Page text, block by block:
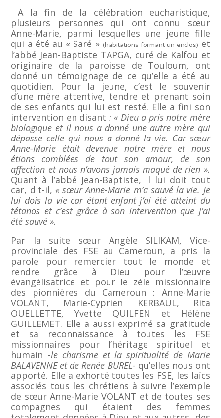
A la fin de la célébration eucharistique,
plusieurs personnes qui ont connu sœur
Anne-Marie, parmi lesquelles une jeune fille
qui a été au « Saré » (habitations formant un enclos) et
l’abbé Jean-Baptiste TAPGA, curé de Kalfou et
originaire de la paroisse de Touloum, ont
donné un témoignage de ce qu’elle a été au
quotidien. Pour la jeune, c’est le souvenir
d’une mère attentive, tendre et prenant soin
de ses enfants qui lui est resté. Elle a fini son
intervention en disant : « Dieu a pris notre mère
biologique et il nous a donné une autre mère qui
dépasse celle qui nous a donné la vie. Car sœur
Anne-Marie était devenue notre mère et nous
étions comblées de tout son amour, de son
affection et nous n’avons jamais maqué de rien ».
Quant à l’abbé Jean-Baptiste, il lui doit tout
car, dit-il, « sœur Anne-Marie m’a sauvé la vie. Je
lui dois la vie car étant enfant j’ai été atteint du
tétanos et c’est grâce à son intervention que j’ai
été sauvé ».
Par la suite sœur Angèle SILIKAM, Vice-
provinciale des FSE au Cameroun, a pris la
parole pour remercier tout le monde et
rendre grâce à Dieu pour l’œuvre
évangélisatrice et pour le zèle missionnaire
des pionnières du Cameroun : Anne-Marie
VOLANT, Marie-Cyprien KERBAUL, Rita
OUELLETTE, Yvette QUILFEN et Hélène
GUILLEMET. Elle a aussi exprimé sa gratitude
et sa reconnaissance à toutes les FSE
missionnaires pour l’héritage spirituel et
humain -le charisme et la spiritualité de Marie
BALAVENNE et de Renée BUREL- qu’elles nous ont
apporté. Elle a exhorté toutes les FSE, les laïcs
associés tous les chrétiens à suivre l’exemple
de sœur Anne-Marie VOLANT et de toutes ses
compagnes qui étaient des femmes